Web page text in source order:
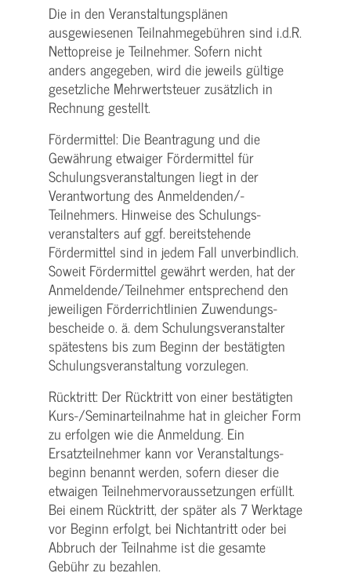
Die in den Veranstaltungsplänen
ausgewiesenen Teilnahmegebühren sind i.d.R.
Nettopreise je Teilnehmer. Sofern nicht
anders angegeben, wird die jeweils gültige
gesetzliche Mehrwertsteuer zusätzlich in
Rechnung gestellt.
Fördermittel: Die Beantragung und die
Gewährung etwaiger Fördermittel für
Schulungs­veranstaltungen liegt in der
Verantwortung des Anmeldenden/­
Teilnehmers. Hinweise des Schulungs­
veranstalters auf ggf. bereitstehende
Fördermittel sind in jedem Fall unverbindlich.
Soweit Fördermittel gewährt werden, hat der
Anmeldende/­Teilnehmer entsprechend den
jeweiligen Förderrichtlinien Zuwendungs­
bescheide o. ä. dem Schulungs­veranstalter
spätestens bis zum Beginn der bestätigten
Schulungs­veranstaltung vorzulegen.
Rücktritt: Der Rücktritt von einer bestätigten
Kurs-/­Seminarteilnahme hat in gleicher Form
zu erfolgen wie die Anmeldung. Ein
Ersatzteilnehmer kann vor Veranstaltungs­
beginn benannt werden, sofern dieser die
etwaigen Teilnehmer­voraussetzungen erfüllt.
Bei einem Rücktritt, der später als 7 Werktage
vor Beginn erfolgt, bei Nichtantritt oder bei
Abbruch der Teilnahme ist die gesamte
Gebühr zu bezahlen.